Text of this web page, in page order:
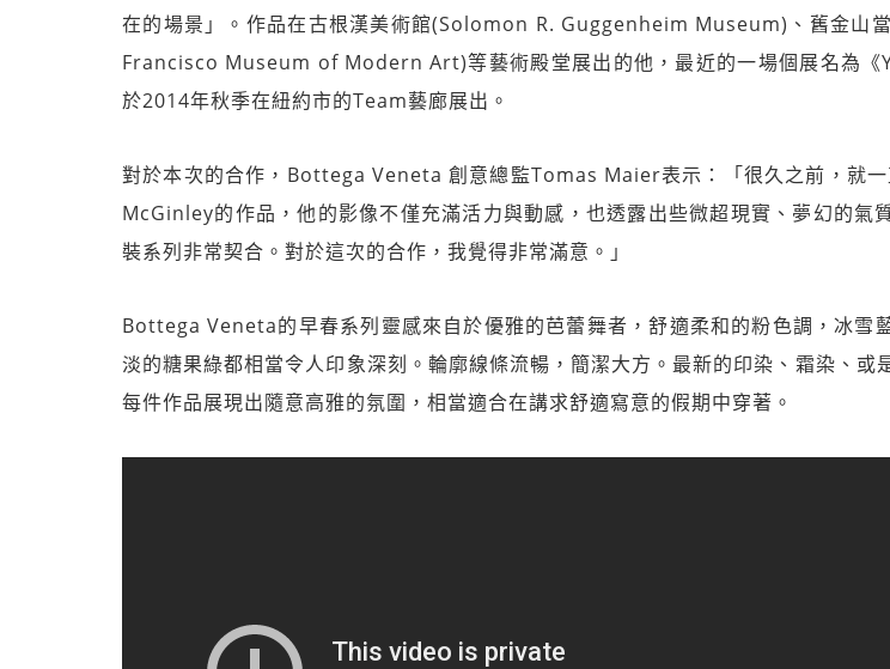
在的場景」。作品在古根漢美術館(Solomon R. Guggenheim Museum)、舊金山
Francisco Museum of Modern Art)等藝術殿堂展出的他，最近的一場個展名為《
於2014年秋季在紐約市的Team藝廊展出。
對於本次的合作，Bottega Veneta 創意總監Tomas Maier表示：「很久之前，就
McGinley的作品，他的影像不僅充滿活力與動感，也透露出些微超現實、夢幻的氣
裝系列非常契合。對於這次的合作，我覺得非常滿意。」
Bottega Veneta的早春系列靈感來自於優雅的芭蕾舞者，舒適柔和的粉色調，冰雪
淡的糖果綠都相當令人印象深刻。輪廓線條流暢，簡潔大方。最新的印染、霜染、或
每件作品展現出隨意高雅的氛圍，相當適合在講求舒適寫意的假期中穿著。